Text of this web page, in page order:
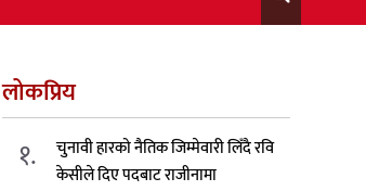
लोकप्रिय
१.
चुनावी हारको नैतिक जिम्मेवारी लिँदै रवि
केसीले दिए पदबाट राजीनामा